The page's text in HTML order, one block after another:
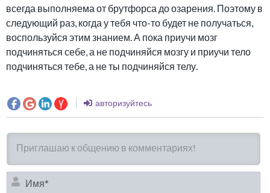
всегда выполняема от брутфорса до озарения. Поэтому в
следующий раз, когда у тебя что-то будет не получаться,
воспользуйся этим знанием. А пока приучи мозг
подчиняться себе, а не подчиняйся мозгу и приучи тело
подчиняться тебе, а не ты подчиняйся телу.
авторизуйтесь